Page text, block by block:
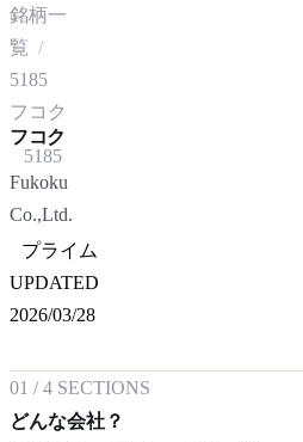
銘柄一
覧
5185
フコク
フコク
5185
Fukoku
Co.,Ltd.
プライム
UPDATED
2026/03/28
01 /4 SECTIONS
どんな会社？